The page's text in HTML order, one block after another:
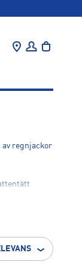
regnjackor
som är ute
dagar